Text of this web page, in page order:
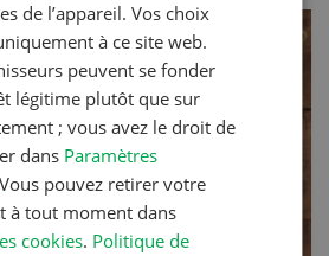
de l’appareil. Vos choix
à ce site web.
peuvent se fonder
légitime plutôt que sur
; vous avez le droit de
dans Paramètres
pouvez retirer votre
à tout moment dans
cookies. Politique de